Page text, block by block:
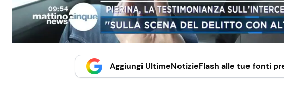
Aggiungi UltimeNotizieFlash alle tue fonti